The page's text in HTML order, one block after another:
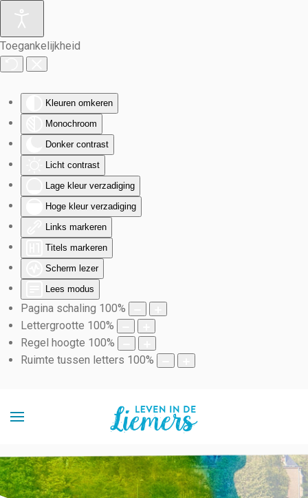
Toegankelijkheid
Kleuren omkeren
Monochroom
Donker contrast
Licht contrast
Lage kleur verzadiging
Hoge kleur verzadiging
Links markeren
Titels markeren
Scherm lezer
Lees modus
Pagina schaling 100%
Lettergrootte 100%
Regel hoogte 100%
Ruimte tussen letters 100%
Terug naar hoofdinhoud